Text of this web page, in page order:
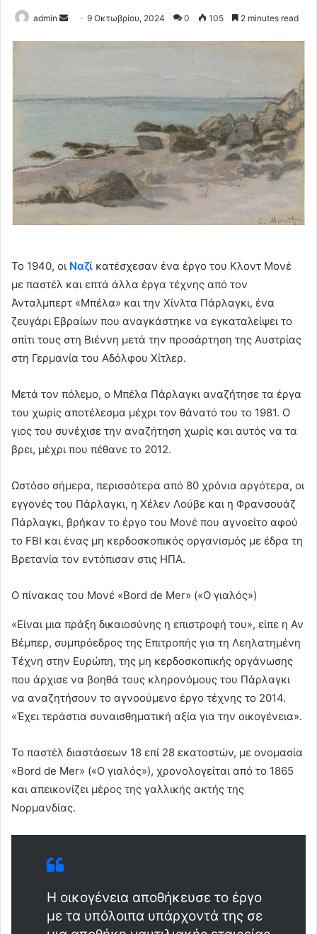
admin
Send
email
9 Οκτωβρίου, 2024 0 105 2 minutes read
Το 1940, οι Ναζί κατέσχεσαν ένα έργο του Κλοντ Μονέ
με παστέλ και επτά άλλα έργα τέχνης από τον
Άνταλμπερτ «Μπέλα» και την Χίνλτα Πάρλαγκι, ένα
ζευγάρι Εβραίων που αναγκάστηκε να εγκαταλείψει το
σπίτι τους στη Βιέννη μετά την προσάρτηση της Αυστρίας
στη Γερμανία του Αδόλφου Χίτλερ.
Μετά τον πόλεμο, ο Μπέλα Πάρλαγκι αναζήτησε τα έργα
του χωρίς αποτέλεσμα μέχρι τον θάνατό του το 1981. Ο
γιος του συνέχισε την αναζήτηση χωρίς και αυτός να τα
βρει, μέχρι που πέθανε το 2012.
Ωστόσο σήμερα, περισσότερα από 80 χρόνια αργότερα, οι
εγγονές του Πάρλαγκι, η Χέλεν Λούβε και η Φρανσουάζ
Πάρλαγκι, βρήκαν το έργο του Μονέ που αγνοείτο αφού
το FBI και ένας μη κερδοσκοπικός οργανισμός με έδρα τη
Βρετανία τον εντόπισαν στις ΗΠΑ.
Ο πίνακας του Μονέ «Bord de Mer» («Ο γιαλός»)
«Είναι μια πράξη δικαιοσύνης η επιστροφή του», είπε η Αν
Βέμπερ, συμπρόεδρος της Επιτροπής για τη Λεηλατημένη
Τέχνη στην Ευρώπη, της μη κερδοσκοπικής οργάνωσης
που άρχισε να βοηθά τους κληρονόμους του Πάρλαγκι
να αναζητήσουν το αγνοούμενο έργο τέχνης το 2014.
«Έχει τεράστια συναισθηματική αξία για την οικογένεια».
Το παστέλ διαστάσεων 18 επί 28 εκατοστών, με ονομασία
«Bord de Mer» («Ο γιαλός»), χρονολογείται από το 1865
και απεικονίζει μέρος της γαλλικής ακτής της
Νορμανδίας.
Η οικογένεια αποθήκευσε το έργο
με τα υπόλοιπα υπάρχοντά της σε